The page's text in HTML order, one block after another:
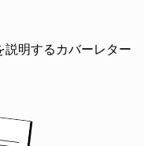
明するカバーレター